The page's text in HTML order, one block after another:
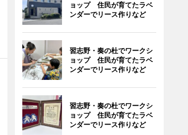
ョップ 住民が育てたラベ
ンダーでリース作りなど
習志野・奏の杜でワークシ
ョップ 住民が育てたラベ
ンダーでリース作りなど
習志野・奏の杜でワークシ
ョップ 住民が育てたラベ
ンダーでリース作りなど